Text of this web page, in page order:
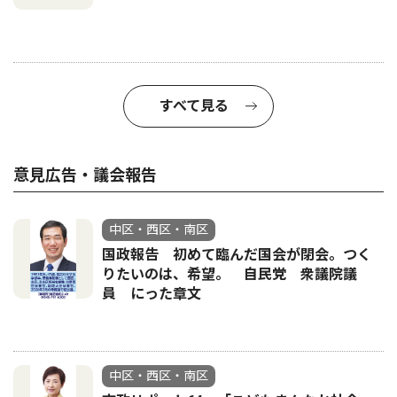
すべて見る
意見広告・議会報告
中区・西区・南区
国政報告 初めて臨んだ国会が閉会。つく
りたいのは、希望。 自民党 衆議院議
員 にった章文
中区・西区・南区